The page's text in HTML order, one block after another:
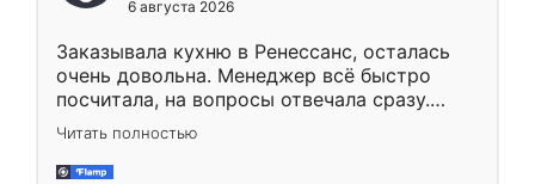
мебели буду заказывать только здесь.
6 августа 2026
Заказывала кухню в Ренессанс, осталась
очень довольна. Менеджер всё быстро
посчитала, на вопросы отвечала сразу.
Замерщик приехал в субботу, подошёл к
делу со всей ответственностью. Собрали
за день, ребята работали аккуратно, даже
Читать полностью